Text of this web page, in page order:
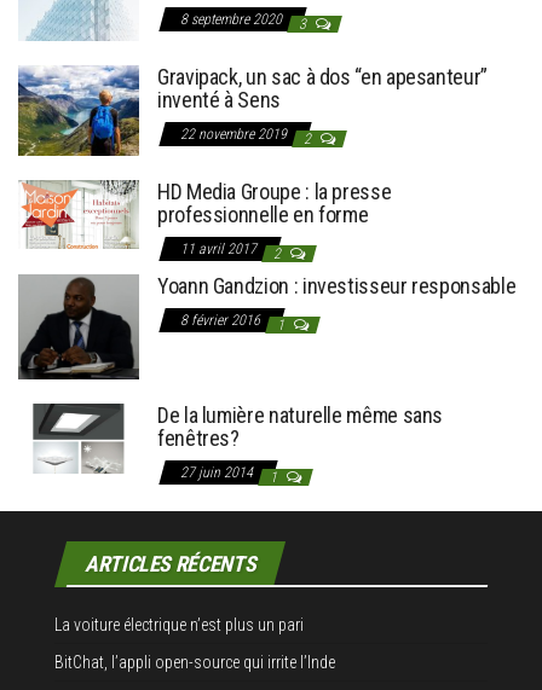
8 septembre 2020 3
Gravipack, un sac à dos “en apesanteur”
inventé à Sens
22 novembre 2019 2
HD Media Groupe : la presse
professionnelle en forme
11 avril 2017 2
Yoann Gandzion : investisseur responsable
8 février 2016 1
De la lumière naturelle même sans
fenêtres?
27 juin 2014 1
ARTICLES RÉCENTS
La voiture électrique n’est plus un pari
BitChat, l’appli open-source qui irrite l’Inde